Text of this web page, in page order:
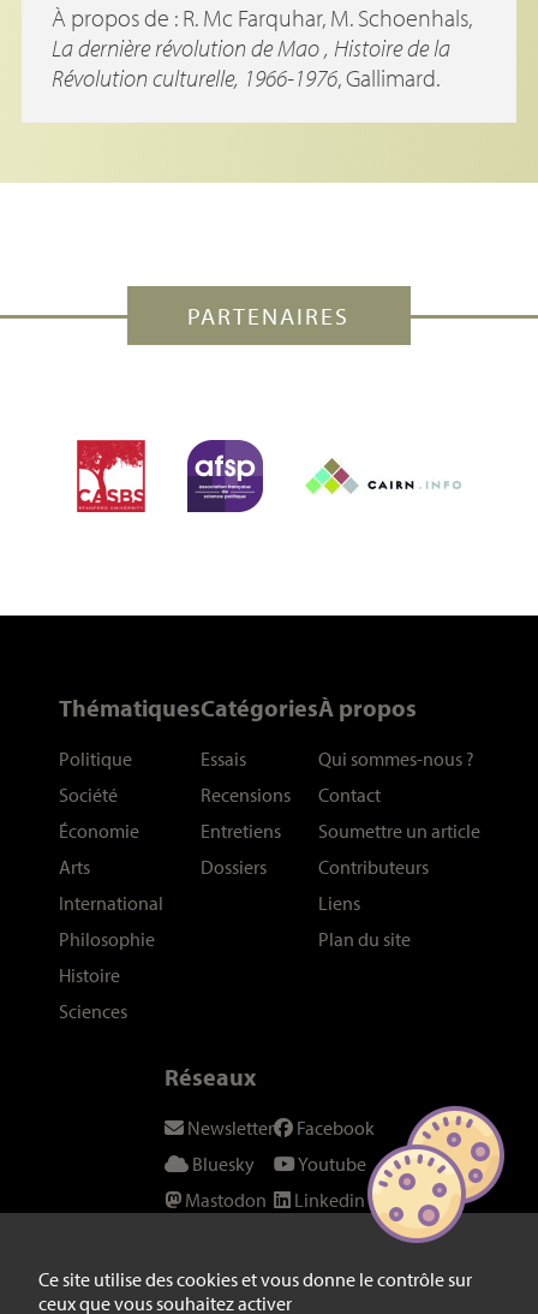
Ce site utilise des cookies et vous donne le contrôle sur
ceux que vous souhaitez activer
À propos de : R. Mc Farquhar, M. Schoenhals,
La dernière révolution de Mao , Histoire de la
Révolution culturelle, 1966-1976, Gallimard.
PARTENAIRES
Thématiques
Politique
Société
Économie
Arts
International
Philosophie
Histoire
Sciences
Catégories
Essais
Recensions
Entretiens
Dossiers
À propos
Qui sommes-nous ?
Contact
Soumettre un article
Contributeurs
Liens
Plan du site
Réseaux
Newsletter
Bluesky
Mastodon
Instagram
Twitter/X
Facebook
Youtube
Linkedin
Fil RSS